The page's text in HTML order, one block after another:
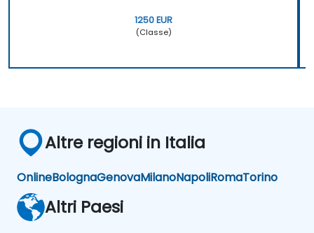
1250 EUR
(Classe)
Altre regioni in Italia
OnlineBolognaGenovaMilanoNapoliRomaTorino
Altri Paesi